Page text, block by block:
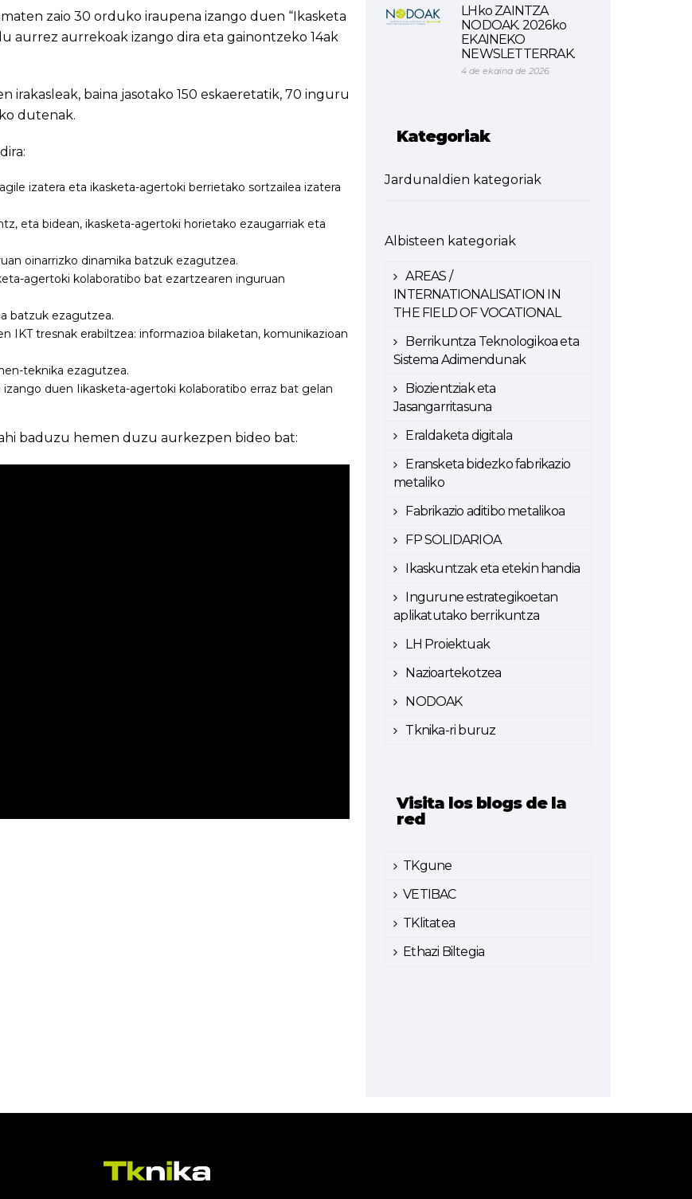
zaio 30 orduko iraupena izango duen “Ikasketa
aurrez aurrekoak izango dira eta gainontzeko 14ak
irakasleak, baina jasotako 150 eskaeretatik, 70 inguru
dutenak.
izatera eta ikasketa-agertoki berrietako sortzailea izatera
eta bidean, ikasketa-agertoki horietako ezaugarriak eta
oinarrizko dinamika batzuk ezagutzea.
agertoki kolaboratibo bat ezartzearen inguruan
batzuk ezagutzea.
IKT tresnak erabiltzea: informazioa bilaketan, komunikazioan
teknika ezagutzea.
duen Iikasketa-agertoki kolaboratibo erraz bat gelan
baduzu hemen duzu aurkezpen bideo bat:
LHko ZAINTZA
NODOAK. 2026ko
EKAINEKO
NEWSLETTERRAK.
4 de ekaina de 2026
Kategoriak
Jardunaldien kategoriak
Albisteen kategoriak
AREAS /
INTERNATIONALISATION IN
THE FIELD OF VOCATIONAL
Berrikuntza Teknologikoa eta
Sistema Adimendunak
Biozientziak eta
Jasangarritasuna
Eraldaketa digitala
Eransketa bidezko fabrikazio
metaliko
Fabrikazio aditibo metalikoa
FP SOLIDARIOA
Ikaskuntzak eta etekin handia
Ingurune estrategikoetan
aplikatutako berrikuntza
LH Proiektuak
Nazioartekotzea
NODOAK
Tknika-ri buruz
Visita los blogs de la
red
TKgune
VETIBAC
TKlitatea
Ethazi Biltegia